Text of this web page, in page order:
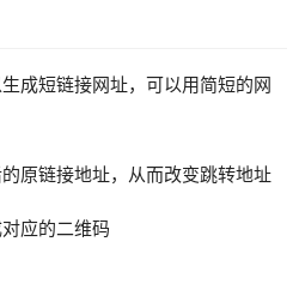
成短链接网址，可以用简短的网
原链接地址，从而改变跳转地址
应的二维码